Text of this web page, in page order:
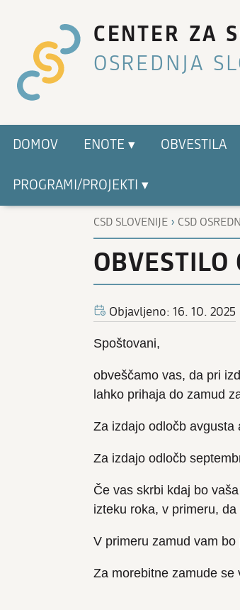
CENTER ZA
OSREDNJA
DOMOV ENOTE ▾ OBVESTILA
PROGRAMI/PROJEKTI ▾
CSD SLOVENIJE › CSD
OBVESTILO
Objavljeno: 16. 10. 2025
Spoštovani,
obveščamo vas, da pri
lahko prihaja do zamud
Za izdajo odločb avgusta
Za izdajo odločb
Če vas skrbi kdaj bo
izteku roka, v primeru,
V primeru zamud vam
Za morebitne zamude se